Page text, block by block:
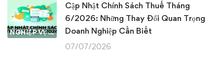
NGHIỆP VỤ KẾ TOÁN & THUẾ
Cập Nhật Chính Sách Thuế Tháng
6/2026: Những Thay Đổi Quan Trọng
Doanh Nghiệp Cần Biết
07/07/2026